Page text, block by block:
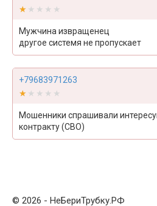
★★★★★
★★★★★
Мужчина извращенец
другое системя не пропускает
+79683971263
★★★★★
★★★★★
Мошенники спрашивали
контракту (СВО)
© 2026 - НеБериТрубку.РФ